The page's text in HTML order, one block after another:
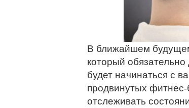
В ближайшем
который
будет начинаться с
продвинутых
отслеживать